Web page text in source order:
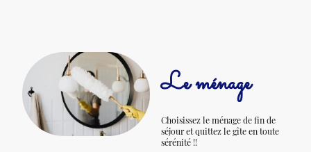
Le ménage
Choisissez le ménage de fin de
séjour et quittez le gîte en toute
sérénité !!